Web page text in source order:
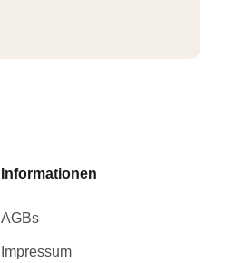
Informationen
AGBs
Impressum